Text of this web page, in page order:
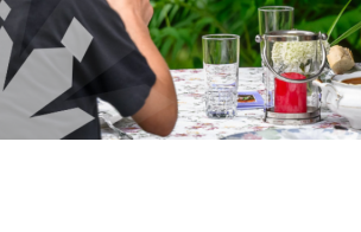
5. janvāris, 2026 – 31. decembris,
2026